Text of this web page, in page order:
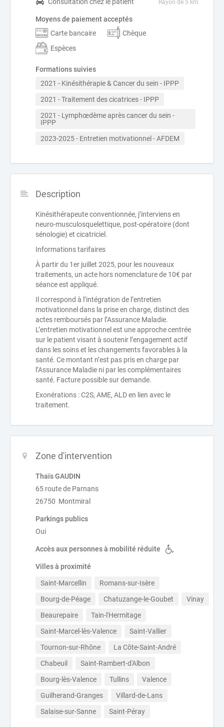
Rayon de 5 km
Moyens de paiement acceptés
Carte bancaire
Chèque
Espèces
Formations suivies
2021 - Kinésithérapie & Cancer du sein - IPPP
2021 - Traitement des cicatrices - IPPP
2021 - Lymphœdème après cancer du sein -
IPPP
2023-2025 - Entretien motivationnel - AFDEM
Description
Kinésithérapeute conventionnée, j’interviens en
neuro-musculosquelettique, post-opératoire (dont
sénologie) et cicatriciel.
Informations tarifaires
À partir du 1er juillet 2025, pour les nouveaux
traitements, un acte hors nomenclature de 10€ par
séance est appliqué.
Il correspond à l’intégration de l’entretien
motivationnel dans la prise en charge, distinct des
actes remboursés par l’Assurance Maladie.
L’entretien motivationnel est une approche centrée
sur le patient visant à soutenir l’engagement actif
dans les soins et les changements favorables à la
santé. Ce montant n’est pas pris en charge par
l’Assurance Maladie ni par les complémentaires
santé. Facture possible sur demande.
Exonérations : C2S, AME, ALD en lien avec le
traitement.
Zone d'intervention
Thaïs GAUDIN
65 route de Parnans
26750 Montmiral
Parkings publics
Oui
Accès aux personnes à mobilité réduite
Villes à proximité
Saint-Marcellin
Romans-sur-Isère
Bourg-de-Péage
Chatuzange-le-Goubet
Vinay
Beaurepaire
Tain-l'Hermitage
Saint-Marcel-lès-Valence
Saint-Vallier
Tournon-sur-Rhône
La Côte-Saint-André
Chabeuil
Saint-Rambert-d'Albon
Bourg-lès-Valence
Tullins
Valence
Guilherand-Granges
Villard-de-Lans
Salaise-sur-Sanne
Saint-Péray